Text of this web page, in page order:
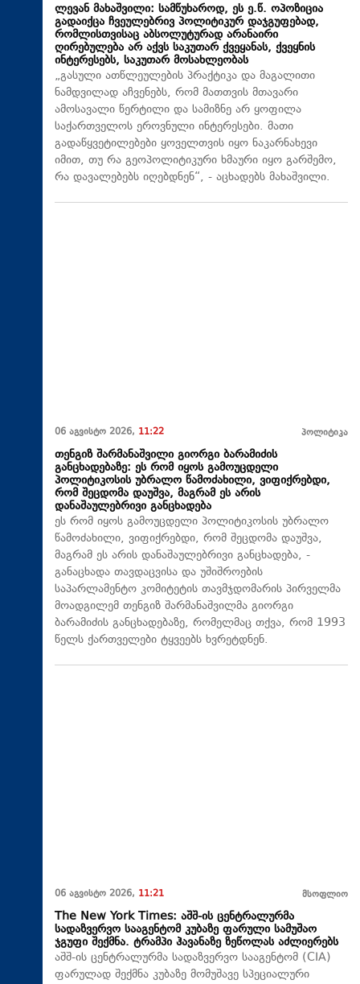
ლევან მახაშვილი: სამწუხაროდ, ეს ე.წ. ოპოზიცია
გადაიქცა ჩვეულებრივ პოლიტიკურ დაჯგუფებად,
რომლისთვისაც აბსოლუტურად არანაირი
ღირებულება არ აქვს საკუთარ ქვეყანას, ქვეყნის
ინტერესებს, საკუთარ მოსახლეობას
„გასული ათწლეულების პრაქტიკა და მაგალითი
ნამდვილად აჩვენებს, რომ მათთვის მთავარი
ამოსავალი წერტილი და სამიზნე არ ყოფილა
საქართველოს ეროვნული ინტერესები. მათი
გადაწყვეტილებები ყოველთვის იყო ნაკარნახევი
იმით, თუ რა გეოპოლიტიკური ხმაური იყო გარშემო,
რა დავალებებს იღებდნენ“, - აცხადებს მახაშვილი.
06 აგვისტო 2026, 11:22 პოლიტიკა
თენგიზ შარმანაშვილი გიორგი ბარამიძის
განცხადებაზე: ეს რომ იყოს გამოუცდელი
პოლიტიკოსის უბრალო წამოძახილი, ვიფიქრებდი,
რომ შეცდომა დაუშვა, მაგრამ ეს არის
დანაშაულებრივი განცხადება
ეს რომ იყოს გამოუცდელი პოლიტიკოსის უბრალო
წამოძახილი, ვიფიქრებდი, რომ შეცდომა დაუშვა,
მაგრამ ეს არის დანაშაულებრივი განცხადება, -
განაცხადა თავდაცვისა და უშიშროების
საპარლამენტო კომიტეტის თავმჯდომარის პირველმა
მოადგილემ თენგიზ შარმანაშვილმა გიორგი
ბარამიძის განცხადებაზე, რომელმაც თქვა, რომ 1993
წელს ქართველები ტყვეებს ხვრეტდნენ.
06 აგვისტო 2026, 11:21 მსოფლიო
The New York Times: აშშ-ის ცენტრალურმა
სადაზვერვო სააგენტომ კუბაზე ფარული სამუშაო
ჯგუფი შექმნა. ტრამპი ჰავანაზე ზეწოლას აძლიერებს
აშშ-ის ცენტრალურმა სადაზვერვო სააგენტომ (CIA)
ფარულად შექმნა კუბაზე მომუშავე სპეციალური